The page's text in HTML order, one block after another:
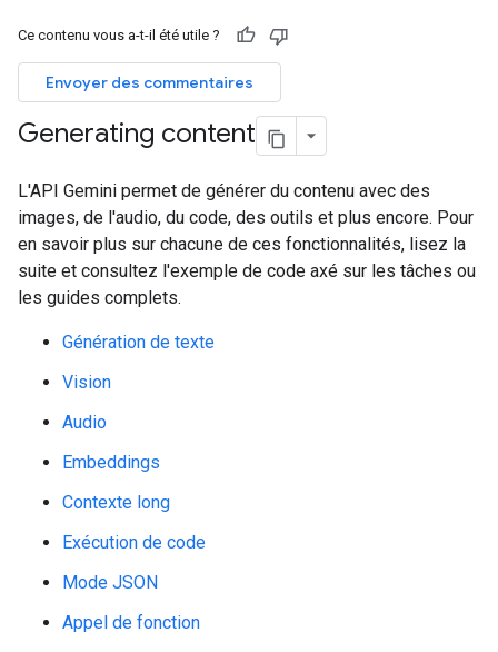
Ce contenu vous a-t-il été utile ?
Envoyer des commentaires
Generating content
L'API Gemini permet de générer du contenu avec des
images, de l'audio, du code, des outils et plus encore. Pour
en savoir plus sur chacune de ces fonctionnalités, lisez la
suite et consultez l'exemple de code axé sur les tâches ou
les guides complets.
Génération de texte
Vision
Audio
Embeddings
Contexte long
Exécution de code
Mode JSON
Appel de fonction